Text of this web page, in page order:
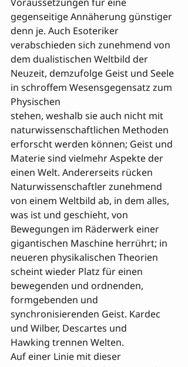
gegenseitige Annäherung günstiger
denn je. Auch Esoteriker
verabschieden sich zunehmend von
dem dualistischen Weltbild der
Neuzeit, demzufolge Geist und Seele
in schroffem Wesensgegensatz zum
Physischen
stehen, weshalb sie auch nicht mit
naturwissenschaftlichen Methoden
erforscht werden können; Geist und
Materie sind vielmehr Aspekte der
einen Welt. Andererseits rücken
Naturwissenschaftler zunehmend
von einem Weltbild ab, in dem alles,
was ist und geschieht, von
Bewegungen im Räderwerk einer
gigantischen Maschine herrührt; in
neueren physikalischen Theorien
scheint wieder Platz für einen
bewegenden und ordnenden,
formgebenden und
synchronisierenden Geist. Kardec
und Wilber, Descartes und
Hawking trennen Welten.
Auf einer Linie mit dieser